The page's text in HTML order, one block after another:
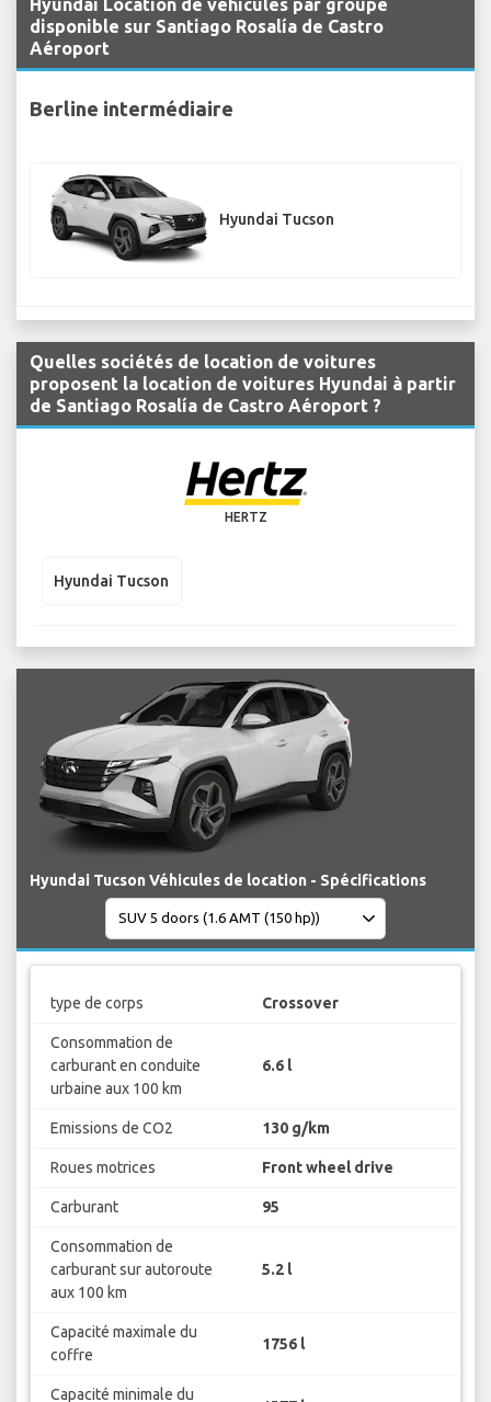
Hyundai Location de véhicules par groupe
disponible sur Santiago Rosalía de Castro
Aéroport
Berline intermédiaire
Hyundai Tucson
Quelles sociétés de location de voitures
proposent la location de voitures Hyundai à partir
de Santiago Rosalía de Castro Aéroport ?
HERTZ
Hyundai Tucson
Hyundai Tucson Véhicules de location - Spécifications
type de corps Crossover
Consommation de
carburant en conduite
urbaine aux 100 km
6.6 l
Emissions de CO2 130 g/km
Roues motrices Front wheel drive
Carburant 95
Consommation de
carburant sur autoroute
aux 100 km
5.2 l
Capacité maximale du
coffre
1756 l
Capacité minimale du